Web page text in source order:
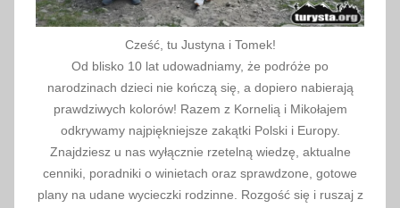
Cześć, tu Justyna i Tomek!
Od blisko 10 lat udowadniamy, że podróże po
narodzinach dzieci nie kończą się, a dopiero nabierają
prawdziwych kolorów! Razem z Kornelią i Mikołajem
odkrywamy najpiękniejsze zakątki Polski i Europy.
Znajdziesz u nas wyłącznie rzetelną wiedzę, aktualne
cenniki, poradniki o winietach oraz sprawdzone, gotowe
plany na udane wycieczki rodzinne. Rozgość się i ruszaj z